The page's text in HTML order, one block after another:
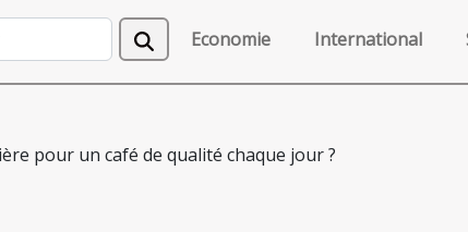
Economie International
pour un café de qualité chaque jour ?